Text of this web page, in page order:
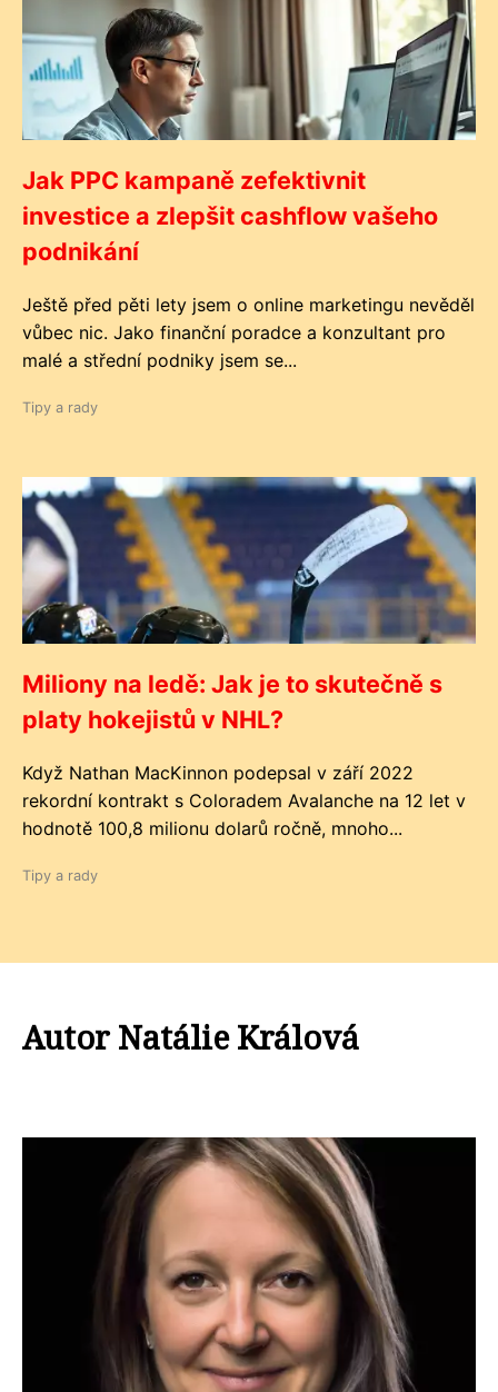
Jak PPC kampaně zefektivnit
investice a zlepšit cashflow vašeho
podnikání
Ještě před pěti lety jsem o online marketingu nevěděl
vůbec nic. Jako finanční poradce a konzultant pro
malé a střední podniky jsem se...
Tipy a rady
Miliony na ledě: Jak je to skutečně s
platy hokejistů v NHL?
Když Nathan MacKinnon podepsal v září 2022
rekordní kontrakt s Coloradem Avalanche na 12 let v
hodnotě 100,8 milionu dolarů ročně, mnoho...
Tipy a rady
Autor Natálie Králová